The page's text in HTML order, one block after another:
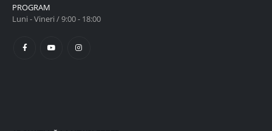
PROGRAM
Luni - Vineri / 9:00 - 18:00